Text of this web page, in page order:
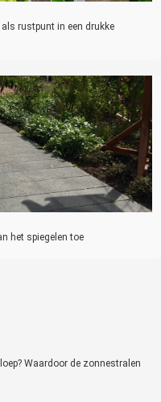
rustpunt in een drukke
het spiegelen toe
Waardoor de zonnestralen